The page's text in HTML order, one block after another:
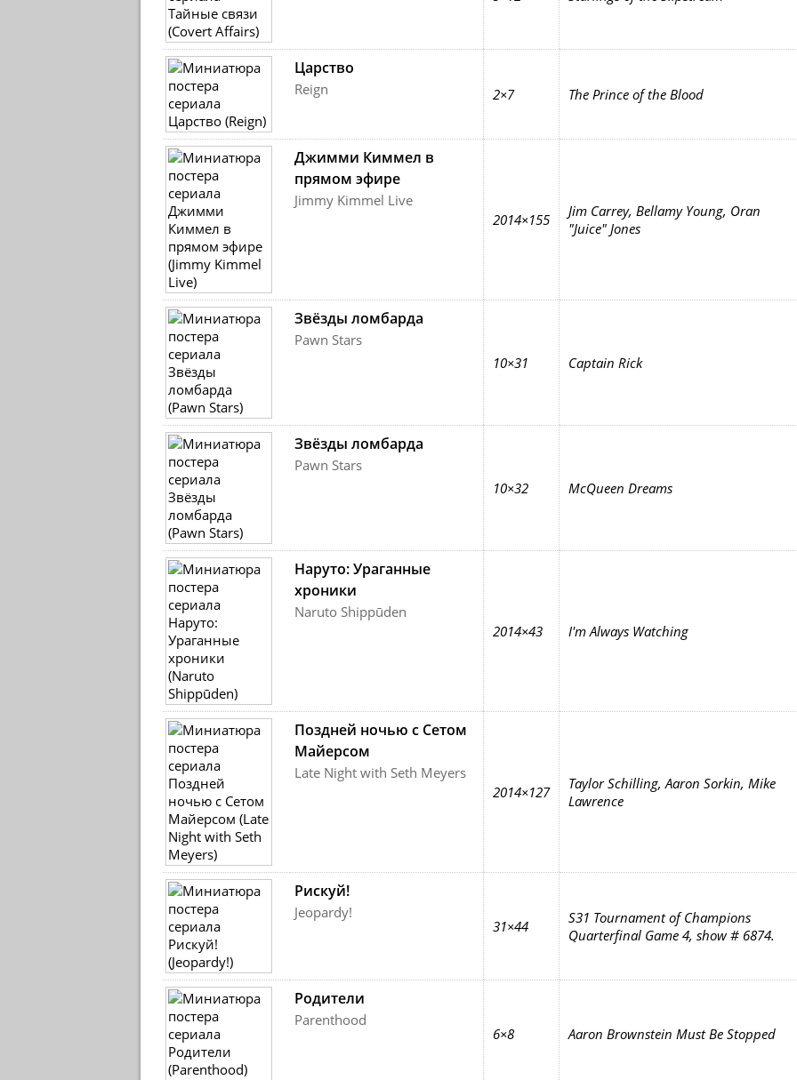
Царство
Reign 2×7 The Prince of the Blood
Джимми Киммел в
прямом эфире
Jimmy Kimmel Live
2014×155
Jim Carrey, Bellamy Young, Oran
"Juice" Jones
Звёзды ломбарда
Pawn Stars
10×31
Captain Rick
Звёзды ломбарда
Pawn Stars
10×32
McQueen Dreams
Наруто: Ураганные
хроники
Naruto Shippūden
2014×43
I'm Always Watching
Поздней ночью с Сетом
Майерсом
Late Night with Seth Meyers
2014×127
Taylor Schilling, Aaron Sorkin, Mike
Lawrence
Рискуй!
Jeopardy!
31×44
S31 Tournament of Champions
Quarterfinal Game 4, show # 6874.
Родители
Parenthood
6×8
Aaron Brownstein Must Be Stopped